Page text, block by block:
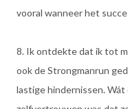
vooral wanneer het
8. Ik ontdekte dat ik tot
ook de Strongmanrun
lastige hindernissen.